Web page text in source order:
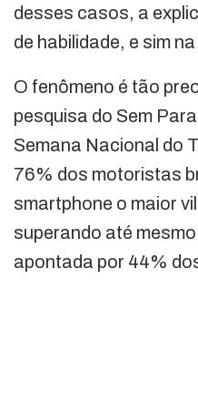
desses casos, a
de habilidade, e sim
O fenômeno é tão
pesquisa do Sem
Semana Nacional do
76% dos motoristas
smartphone o maior
superando até
apontada por 44%